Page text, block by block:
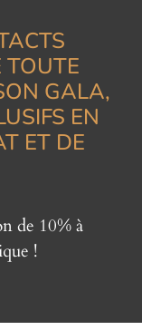
TOUTE
GALA,
EN
ET DE
de 10% à
!